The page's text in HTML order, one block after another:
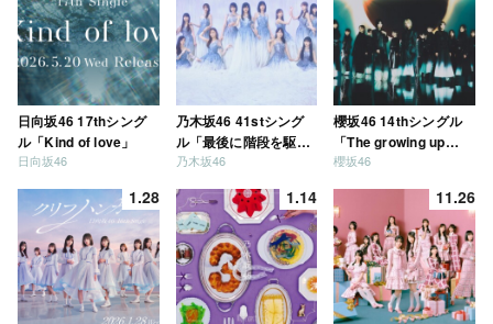
日向坂46 17thシング
ル「Kind of love」
日向坂46
乃木坂46 41stシング
ル「最後に階段を駆け
上がったのはいつ
乃木坂46
櫻坂46 14thシングル
「The growing up
train」
櫻坂46
1.28 1.14 11.26